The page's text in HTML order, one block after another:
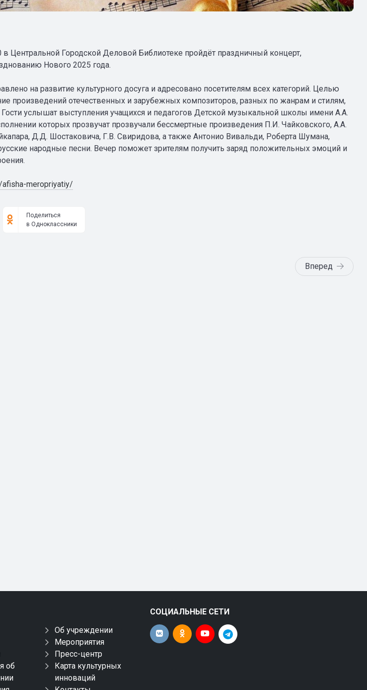
в Центральной Городской Деловой Библиотеке пройдёт праздничный концерт,
Нового 2025 года.
на развитие культурного досуга и адресовано посетителям всех категорий. Целью
произведений отечественных и зарубежных композиторов, разных по жанрам и стилям,
услышат выступления учащихся и педагогов Детской музыкальной школы имени А.А.
которых прозвучат прозвучали бессмертные произведения П.И. Чайковского, А.А.
Д.Д. Шостаковича, Г.В. Свиридова, а также Антонио Вивальди, Роберта Шумана,
народные песни. Вечер поможет зрителям получить заряд положительных эмоций и
meropriyatiy/
Поделиться
в Одноклассники
Вперед
Об учреждении
Мероприятия
Пресс-центр
об
Карта культурных
инноваций
СОЦИАЛЬНЫЕ СЕТИ